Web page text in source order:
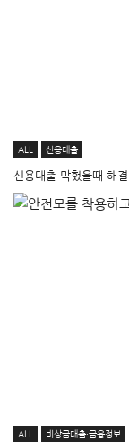
ALL 신용대출
신용대출 막혔을때 해
ALL 비상금대출·금융정보